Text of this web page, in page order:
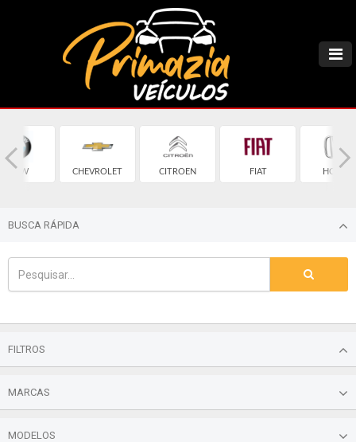
BMW CHEVROLET CITROEN FIAT HONDA
BUSCA RÁPIDA
FILTROS
MARCAS
MODELOS